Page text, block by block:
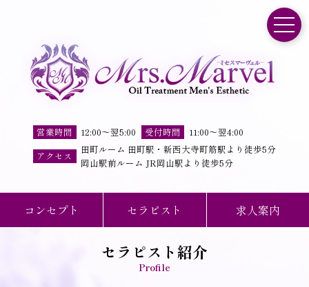
営業時間 12:00～翌5:00 受付時間 11:00～翌4:00
アクセス
田町ルーム 田町駅・新西大寺町筋駅より徒歩5分
岡山駅前ルーム JR岡山駅より徒歩5分
コンセプト セラピスト 求人案内
セラピスト紹介
Profile